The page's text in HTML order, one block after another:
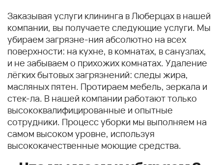
Заказывая услуги клининга в Люберцах в нашей
компании, вы получаете следующие услуги. Мы
убираем загрязне-ния абсолютно на всех
поверхности: на кухне, в комнатах, в санузлах,
и не забываем о прихожих комнатах. Удаление
лёгких бытовых загрязнений: следы жира,
масляных пятен. Протираем мебель, зеркала и
стек-ла. В нашей компании работают только
высококвалифицированные и опытные
сотрудники. Процесс уборки мы выполняем на
самом высоком уровне, используя
высококачественные моющие средства.